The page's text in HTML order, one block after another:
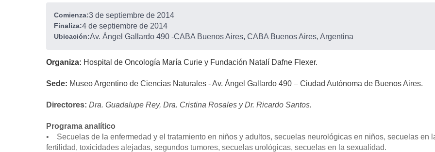
Comienza:3 de septiembre de 2014
Finaliza:4 de septiembre de 2014
Ubicación:Av. Ángel Gallardo 490 -CABA Buenos Aires, CABA Buenos Aires, Argentina
Organiza: Hospital de Oncología María Curie y Fundación Natalí Dafne Flexer.
Sede: Museo Argentino de Ciencias Naturales - Av. Ángel Gallardo 490 – Ciudad Autónoma de Buenos Aires.
Directores: Dra. Guadalupe Rey, Dra. Cristina Rosales y Dr. Ricardo Santos.
Programa analítico
• Secuelas de la enfermedad y el tratamiento en niños y adultos, secuelas neurológicas en niños, secuelas en
fertilidad, toxicidades alejadas, segundos tumores, secuelas urológicas, secuelas en la sexualidad.